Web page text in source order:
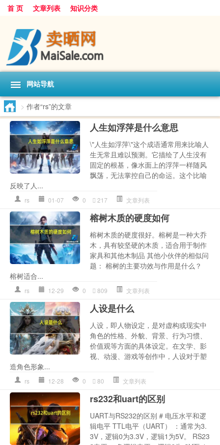
首 页 文章列表 知识分类
网站导航
> 作者“rs”的文章
人生如浮萍是什么意思
\"人生如浮萍\"这个成语通常用来比喻人
生无常且难以预测。它描绘了人生没有
固定的根基，像水面上的浮萍一样随风
飘荡，无法掌控自己的命运。这个比喻
反映了人...
rs 01-07 0 217 文章列表
榕树木质的硬度如何
榕树木质的硬度很好。榕树是一种大乔
木，具有较坚硬的木质，适合用于制作
家具和其他木制品 其他小伙伴的相似问
题： 榕树的主要功效与作用是什么？
榕树适合...
rs 12-29 0 809 文章列表
人设是什么
人设，即人物设定，是对虚构或现实中
角色的性格、外貌、背景、行为习惯、
价值观等方面的具体设定。在文学、影
视、动漫、游戏等创作中，人设对于塑
造角色形象...
rs 12-28 0 80 文章列表
rs232和uart的区别
UART与RS232的区别 # 电压水平和逻
辑电平 TTL电平（UART） ：通常为3.
3V，逻辑0为3.3V，逻辑1为5V。 RS23